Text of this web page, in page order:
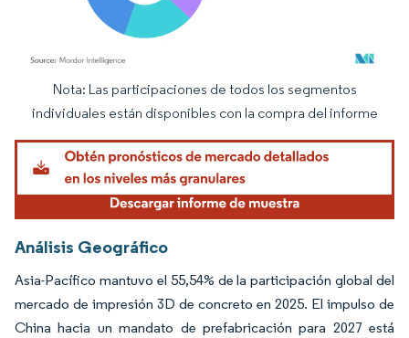
Imagen © Mordor Intelligence. El uso requiere atribución según CC BY 4.0.
Nota: Las participaciones de todos los segmentos
individuales están disponibles con la compra del informe
Análisis Geográfico
Asia-Pacífico mantuvo el 55,54% de la participación global del
mercado de impresión 3D de concreto en 2025. El impulso de
China hacia un mandato de prefabricación para 2027 está